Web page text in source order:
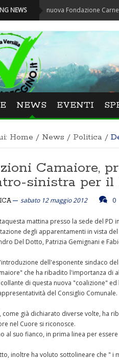
NEWS
la nuova Fondazione Carnevale di
NEWS EVENTI
Home / News / Politica /
Camaiore,
sinistra per il
sabato 12 maggio 2012 0
mattina presso la sede del PD
degli apparentamenti in vista
Del Dotto, Patrizia Gemignani e
dell'esponente sindaco
che ha ribadito l'importanza di
di questa nuova "coalizione"
del Consiglio Comunale.
come già dichiarato diverse volte, ha
nel Cuore si riconosce.
al suo fianco, in prima linea per
inoltre ha voluto sottolineare che " i